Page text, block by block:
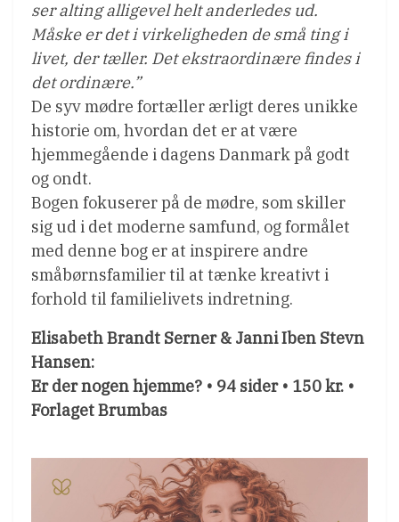
ser alting alligevel helt anderledes ud.
Måske er det i virkeligheden de små ting i
livet, der tæller. Det ekstraordinære findes i
det ordinære.”
De syv mødre fortæller ærligt deres unikke
historie om, hvordan det er at være
hjemmegående i dagens Danmark på godt
og ondt.
Bogen fokuserer på de mødre, som skiller
sig ud i det moderne samfund, og formålet
med denne bog er at inspirere andre
småbørnsfamilier til at tænke kreativt i
forhold til familielivets indretning.
Elisabeth Brandt Serner & Janni Iben Stevn
Hansen:
Er der nogen hjemme? • 94 sider • 150 kr. •
Forlaget Brumbas